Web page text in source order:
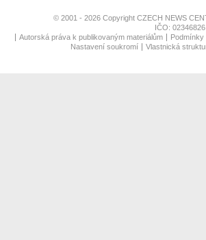
© 2001 - 2026 Copyright CZECH NEWS
IČO:
Autorská práva k publikovaným materiálům
Nastavení soukromí
Vlastnická